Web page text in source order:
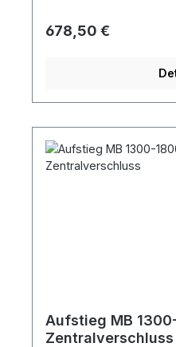
Regulärer Preis:
678,50 €
Aufstieg MB
Zentralverschluss